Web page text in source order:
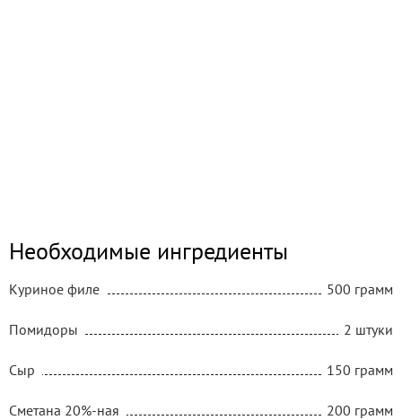
Необходимые ингредиенты
Куриное филе 500 грамм
Помидоры 2 штуки
Сыр 150 грамм
Сметана 20%-ная 200 грамм